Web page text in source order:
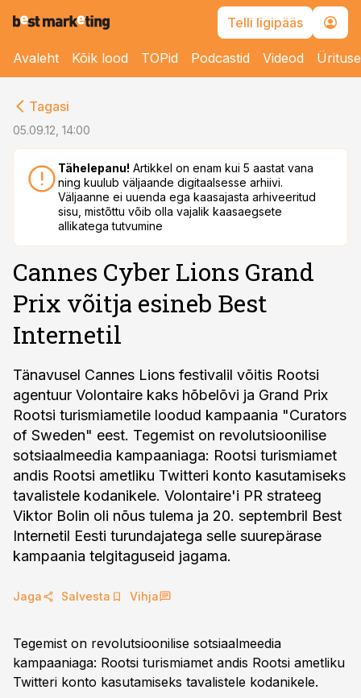
Telli ligipääs
Avaleht Kõik lood TOPid Podcastid Videod
Tagasi
05.09.12, 14:00
Tähelepanu! Artikkel on enam kui 5 aastat vana
ning kuulub väljaande digitaalsesse arhiivi.
Väljaanne ei uuenda ega kaasajasta arhiveeritud
sisu, mistõttu võib olla vajalik kaasaegsete
allikatega tutvumine
Cannes Cyber Lions Grand
Prix võitja esineb Best
Internetil
Tänavusel Cannes Lions festivalil võitis Rootsi
agentuur Volontaire kaks hõbelõvi ja Grand Prix
Rootsi turismiametile loodud kampaania "Curators
of Sweden" eest. Tegemist on revolutsioonilise
sotsiaalmeedia kampaaniaga: Rootsi turismiamet
andis Rootsi ametliku Twitteri konto kasutamiseks
tavalistele kodanikele. Volontaire'i PR strateeg
Viktor Bolin oli nõus tulema ja 20. septembril Best
Internetil Eesti turundajatega selle suurepärase
kampaania telgitaguseid jagama.
Jaga Salvesta Vihja
Tegemist on revolutsioonilise sotsiaalmeedia
kampaaniaga: Rootsi turismiamet andis Rootsi ametliku
Twitteri konto kasutamiseks tavalistele kodanikele.